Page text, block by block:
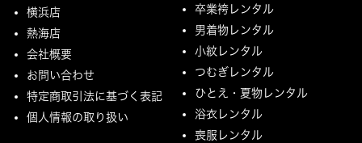
横浜店
熱海店
会社概要
お問い合わせ
特定商取引法に基づく表記
個人情報の取り扱い
卒業袴レンタル
男着物レンタル
小紋レンタル
つむぎレンタル
ひとえ・夏物レンタル
浴衣レンタル
喪服レンタル